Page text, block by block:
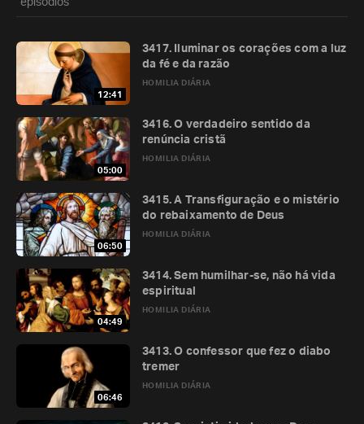
episódios
12:41
HOMILIA DIÁRIA
3417. Iluminar os corações com a luz
da fé e da razão
05:00
HOMILIA DIÁRIA
3416. O verdadeiro sentido da
renúncia cristã
06:50
HOMILIA DIÁRIA
3415. A Transfiguração e o mistério
do rebaixamento de Deus
04:49
HOMILIA DIÁRIA
3414. Sem humilhar-se, não há vida
espiritual
06:46
HOMILIA DIÁRIA
3413. O confessor que fez o diabo
tremer